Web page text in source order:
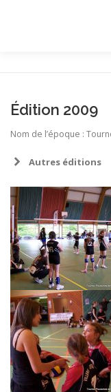
INSCRIPTION
Édition 2009
Nom de l’époque :
Autres éditions
Édition
Édition 2017
Édition
Édition
Édition
Édition 2013
Édition
Édition
Édition
Édition
Édition 2008